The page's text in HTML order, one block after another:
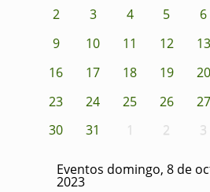
2
3 4 5 6
9
10 11 12 13
16
17 18 19 20
23
24 25 26 27
30
31 1 2 3
Eventos domingo, 8 de
2023